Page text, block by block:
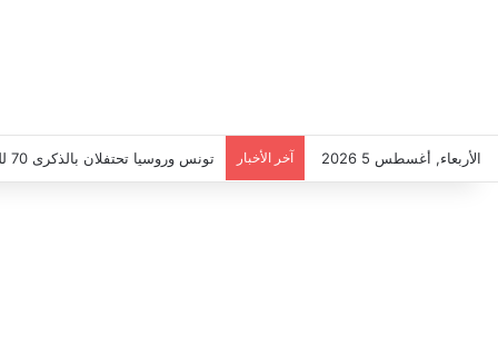
الأربعاء, أغسطس 5 2026 آخر الأخبار